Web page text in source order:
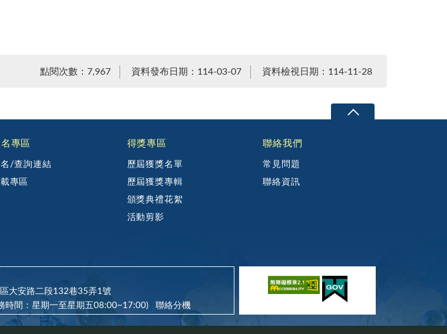
點閱次數：7,967 資料發布日期：114-03-07 資料檢視日期：114-11-28
專區
/查詢連結
載專區
得獎專區
歷屆獲獎名單
歷屆獲獎專輯
頒獎典禮花絮
活動剪影
聯絡我們
常見問題
聯絡資訊
大安路二段132巷35弄1號
時間：星期一至星期五08:00~17:00) 聯絡分機